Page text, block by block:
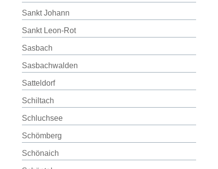
Sankt Johann
Sankt Leon-Rot
Sasbach
Sasbachwalden
Satteldorf
Schiltach
Schluchsee
Schömberg
Schönaich